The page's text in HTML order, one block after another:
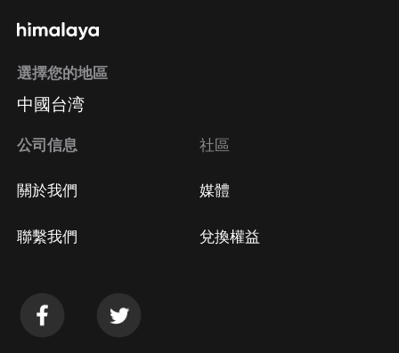
選擇您的地區
中國台湾
公司信息
關於我們
聯繫我們
社區
媒體
兌換權益